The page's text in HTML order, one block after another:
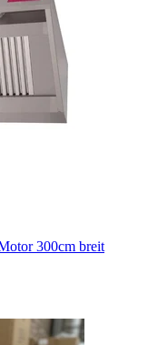
300cm breit